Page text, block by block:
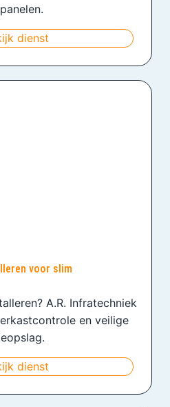
dienst
voor slim
A.R. Infratechniek
en veilige
dienst